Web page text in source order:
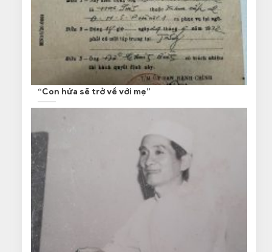
“Con hứa sẽ trở về với mẹ”